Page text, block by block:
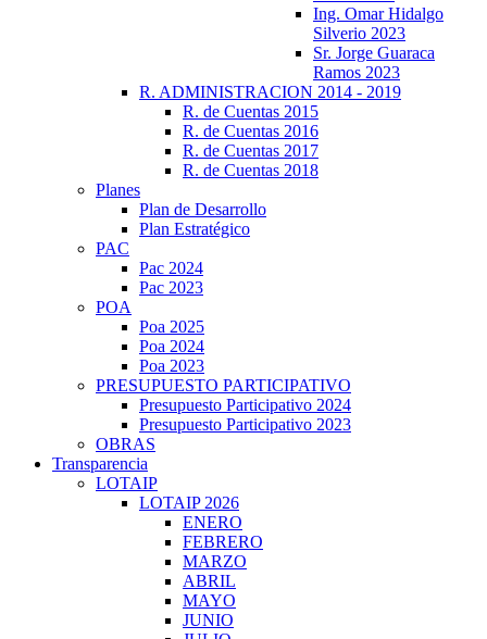
Ing. Omar Hidalgo
Silverio 2023
Sr. Jorge Guaraca
Ramos 2023
R. ADMINISTRACION 2014 - 2019
R. de Cuentas 2015
R. de Cuentas 2016
R. de Cuentas 2017
R. de Cuentas 2018
Planes
Plan de Desarrollo
Plan Estratégico
PAC
Pac 2024
Pac 2023
POA
Poa 2025
Poa 2024
Poa 2023
PRESUPUESTO PARTICIPATIVO
Presupuesto Participativo 2024
Presupuesto Participativo 2023
OBRAS
Transparencia
LOTAIP
LOTAIP 2026
ENERO
FEBRERO
MARZO
ABRIL
MAYO
JUNIO